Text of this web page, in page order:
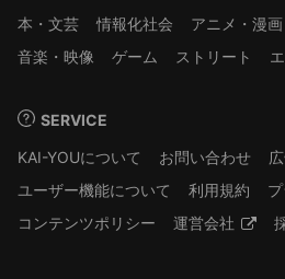
本・文芸
情報化社会 アニメ・漫画
音楽・映像
ゲーム ストリート
SERVICE
KAI-YOUについて
お問い合わせ
ユーザー機能について
利用規約
コンテンツポリシー
運営会社